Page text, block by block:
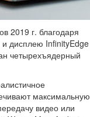
2019 г. благодаря
и дисплею InfinityEdge
четырехъядерный
максимальную
видео или